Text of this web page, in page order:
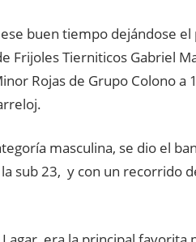
buen tiempo dejándose
Frijoles Tierniticos Gabriel
Rojas de Grupo Colono a
masculina, se dio el
sub 23, y con un recorrido